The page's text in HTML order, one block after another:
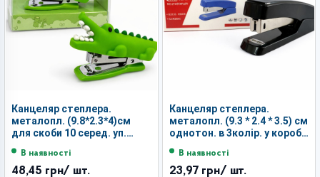
Канцеляр степлера.
металопл. (9.8*2.3*4)см
для скоби 10 серед. уп.
В наявності
48,45 грн/ шт.
Канцеляр степлера.
металопл. (9.3 * 2.4 * 3.5) см
однотон. в 3колір. у короб.
(288)В наявності
23,97 грн/ шт.